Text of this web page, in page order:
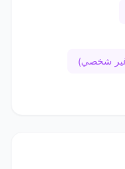
غير شخصي)